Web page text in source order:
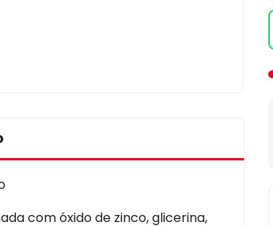
com óxido de zinco, glicerina,